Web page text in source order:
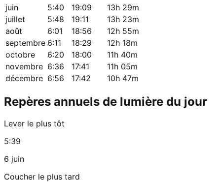
juin
5:40 19:09
13h 29m
juillet
5:48 19:11
13h 23m
août
6:01 18:56
12h 55m
septembre 6:11 18:29
12h 18m
octobre
6:20 18:00
11h 40m
novembre 6:36 17:41
11h 05m
décembre 6:56 17:42 10h 47m
Repères annuels de lumière du jour
Lever le plus tôt
5:39
6 juin
Coucher le plus tard